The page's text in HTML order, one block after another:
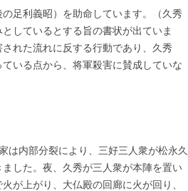
足利義昭）を助命しています。（久秀
しているとする旨の書状が出ていま
れた流れに反する行動であり、久秀
いる点から、将軍殺害に賛成していな
は内部分裂により、三好三人衆が松永久
した。夜、久秀が三人衆が本陣を置い
が上がり、大仏殿の回廊に火が回り、